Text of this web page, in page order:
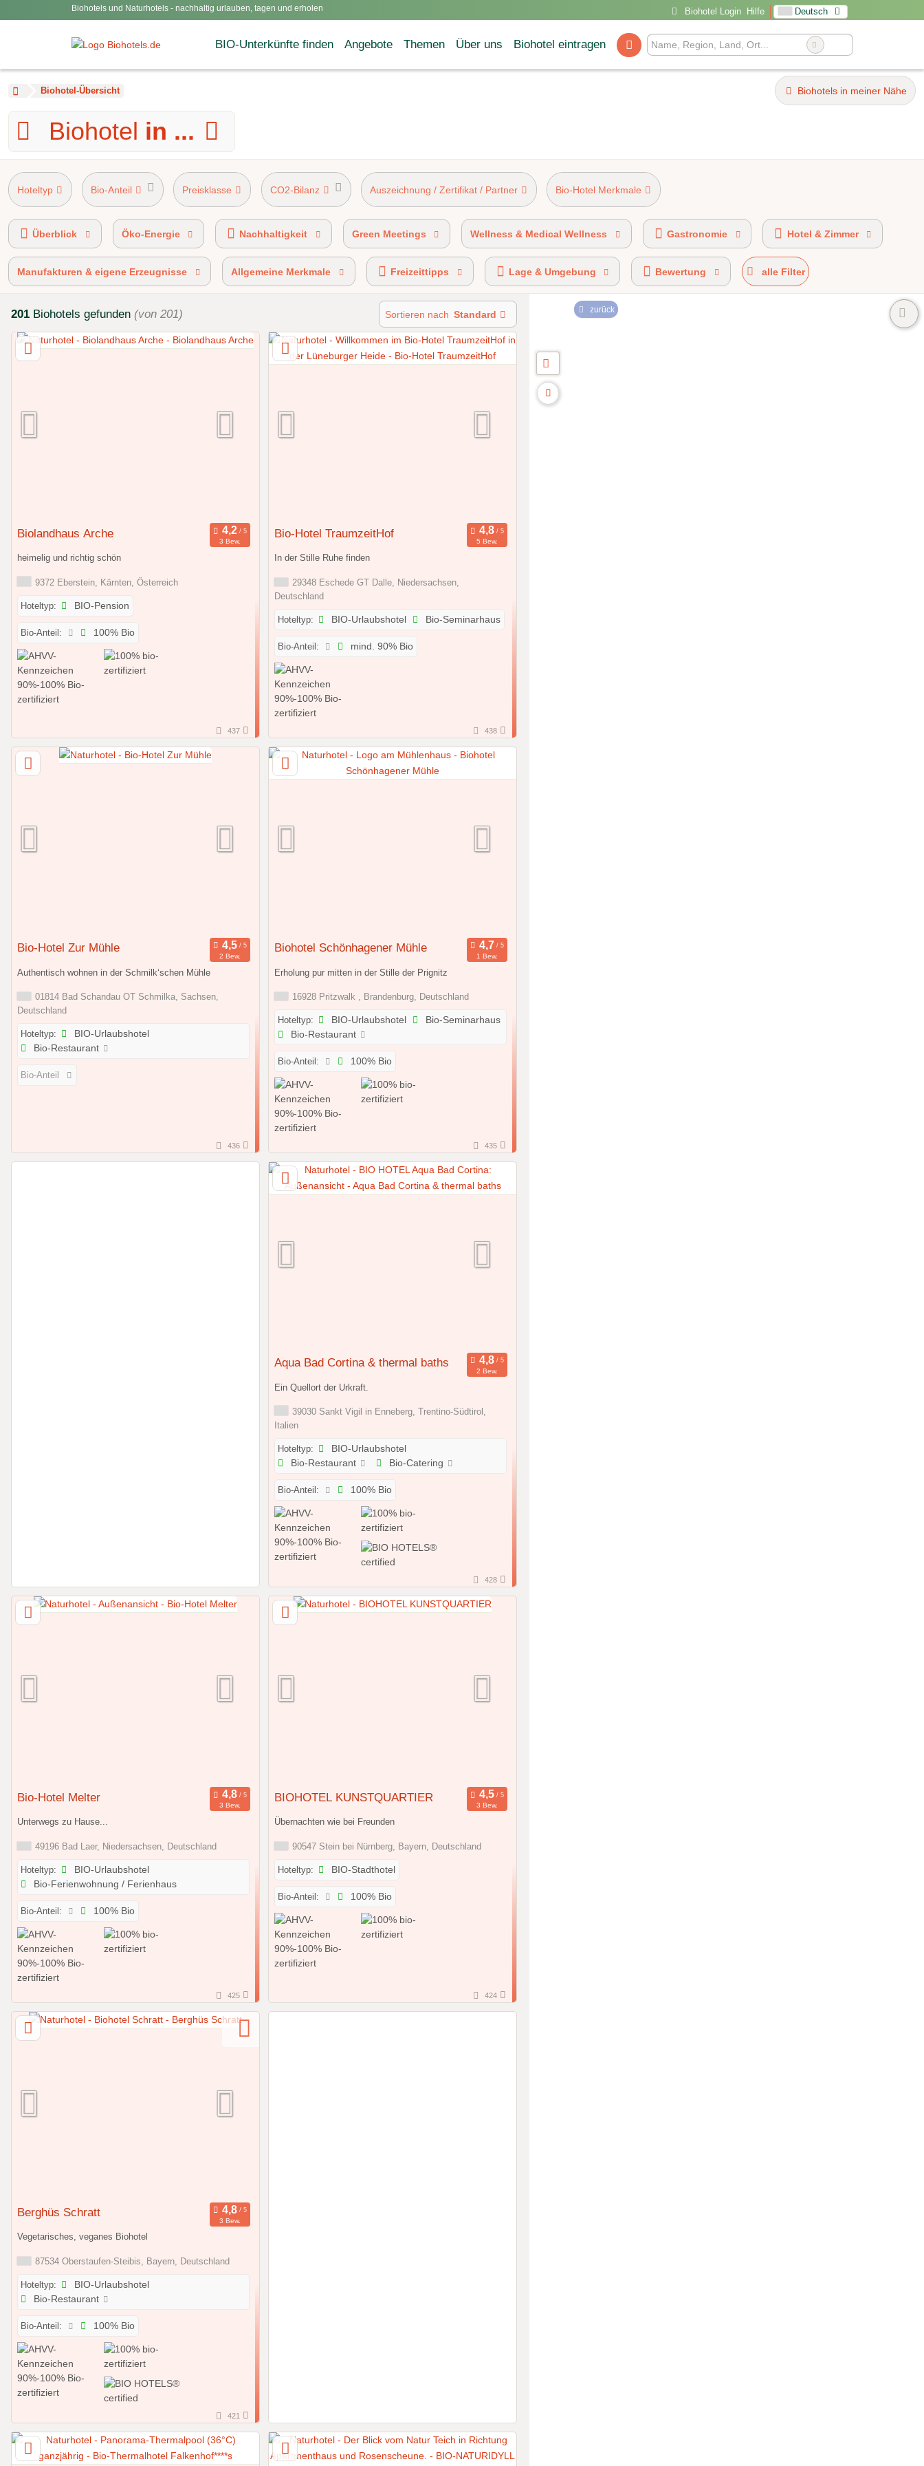
Biohotels und Naturhotels - nachhaltig urlauben, tagen und erholen Biohotel Login Hilfe Deutsch
BIO-Unterkünfte finden Angebote Themen Über uns Biohotel eintragen
Biohotel-Übersicht Biohotels in meiner Nähe
Biohotel in ...
Hoteltyp Bio-Anteil Preisklasse CO2-Bilanz Auszeichnung / Zertifikat / Partner Bio-Hotel Merkmale
AHVV-Kennzeichen 90%-100% Bio-zertifiziert AHV-Kennzeichen 50%-89% Bio-zertifiziert AHVV-Kennzeichen 20%-49% Bio-zertifiziert
100% bio-zertifiziert BIO HOTELS® certified Ökobonus-Partner
Überblick Öko-Energie Nachhaltigkeit Green Meetings Wellness & Medical Wellness Gastronomie Hotel & Zimmer
Manufakturen & eigene Erzeugnisse Allgemeine Merkmale Freizeittipps Lage & Umgebung Bewertung alle Filter
201 Biohotels gefunden (von 201) Sortieren nach Standard
Biolandhaus Arche
3 Bew.
heimelig und richtig schön
9372 Eberstein, Kärnten, Österreich
Hoteltyp: BIO-Pension
Bio-Anteil: 100% Bio
437
Bio-Hotel TraumzeitHof
5 Bew.
In der Stille Ruhe finden
29348 Eschede GT Dalle, Niedersachsen,
Deutschland
Hoteltyp: BIO-Urlaubshotel Bio-Seminarhaus
Bio-Anteil: mind. 90% Bio
438
Bio-Hotel Zur Mühle
2 Bew.
Authentisch wohnen in der Schmilk‘schen Mühle
01814 Bad Schandau OT Schmilka, Sachsen,
Deutschland
Hoteltyp:
BIO-Urlaubshotel
Bio-Restaurant
Bio-Anteil
436
Biohotel Schönhagener Mühle
1 Bew.
Erholung pur mitten in der Stille der Prignitz
16928 Pritzwalk , Brandenburg, Deutschland
Hoteltyp: BIO-Urlaubshotel
Bio-Seminarhaus
Bio-Restaurant
Bio-Anteil: 100% Bio
435
Aqua Bad Cortina & thermal baths
2 Bew.
Ein Quellort der Urkraft.
39030 Sankt Vigil in Enneberg, Trentino-Südtirol,
Italien
Hoteltyp:
BIO-Urlaubshotel
Bio-Restaurant
Bio-Catering
Bio-Anteil: 100% Bio
428
Bio-Hotel Melter
3 Bew.
Unterwegs zu Hause...
49196 Bad Laer, Niedersachsen, Deutschland
Hoteltyp:
BIO-Urlaubshotel
Bio-Ferienwohnung / Ferienhaus
Bio-Anteil: 100% Bio
425
BIOHOTEL KUNSTQUARTIER
3 Bew.
Übernachten wie bei Freunden
90547 Stein bei Nürnberg, Bayern, Deutschland
Hoteltyp: BIO-Stadthotel
Bio-Anteil: 100% Bio
424
Berghüs Schratt
3 Bew.
Vegetarisches, veganes Biohotel
87534 Oberstaufen-Steibis, Bayern, Deutschland
Hoteltyp:
BIO-Urlaubshotel
Bio-Restaurant
Bio-Anteil: 100% Bio
421
zurück